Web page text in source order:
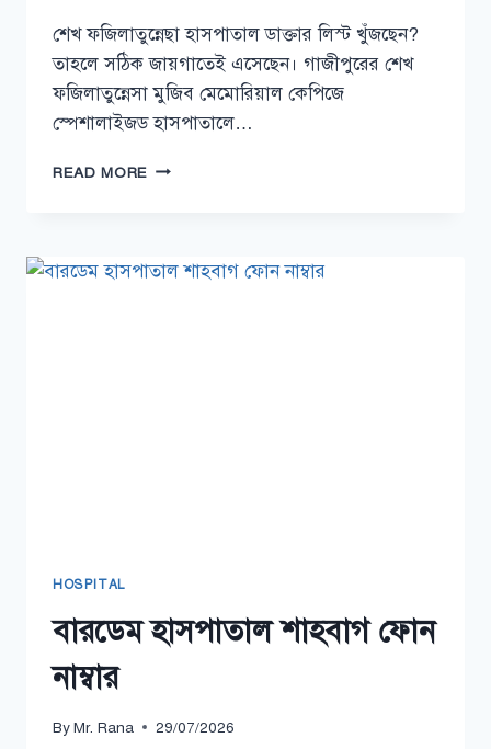
শেখ ফজিলাতুন্নেছা হাসপাতাল ডাক্তার লিস্ট খুঁজছেন?
তাহলে সঠিক জায়গাতেই এসেছেন। গাজীপুরের শেখ
ফজিলাতুন্নেসা মুজিব মেমোরিয়াল কেপিজে
স্পেশালাইজড হাসপাতালে…
READ MORE শেখ
লিস্ট
HOSPITAL
বারডেম হাসপাতাল শাহবাগ ফোন
নাম্বার
ByMr. Rana 29/07/2026